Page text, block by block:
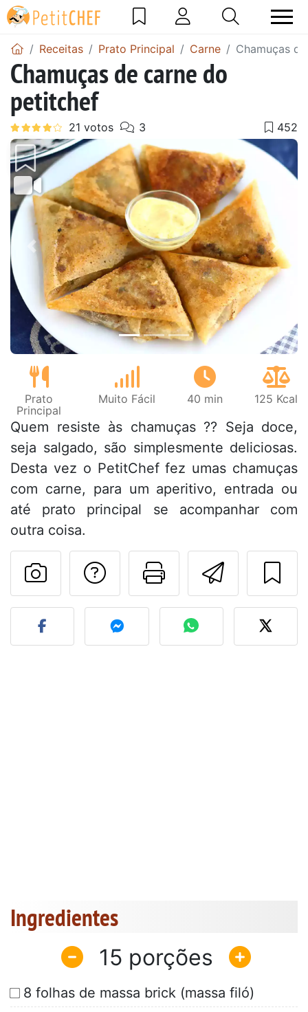
Receitas Prato Principal Carne Chamuças
Chamuças de carne do
petitchef
Anterior Next
Prato
Principal
Muito Fácil 40 min 125 Kcal
Quem resiste às chamuças ?? Seja doce,
seja salgado, são simplesmente deliciosas.
Desta vez o PetitChef fez umas chamuças
com carne, para um aperitivo, entrada ou
até prato principal se acompanhar com
outra coisa.
Imprima
Falar com o autor
Fez esta receita?
Ingredientes
15
8 folhas de massa brick (massa filó)